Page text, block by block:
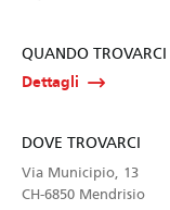
QUANDO TROVARCI
Dettagli
DOVE TROVARCI
Via Municipio, 13
CH-6850 Mendrisio